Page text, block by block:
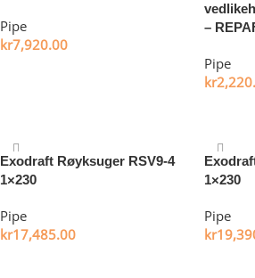
Pipe
kr7,920.00
–
Pipe
kr
Exodraft Røyksuger RSV9-4
1×230
Pipe
kr17,485.00
1×230
Pipe
kr